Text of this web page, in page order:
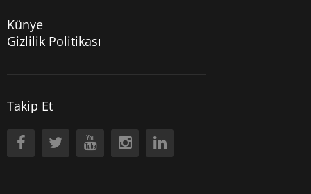
Künye
Gizlilik Politikası
Takip Et